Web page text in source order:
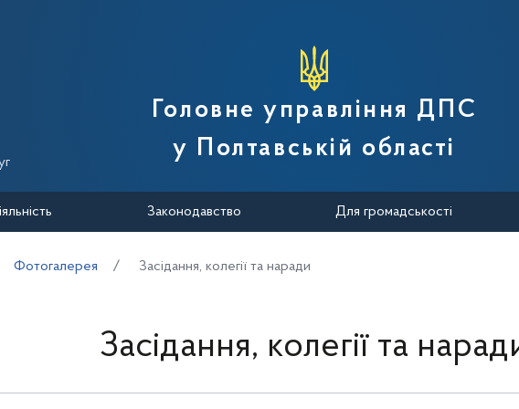
Державної податкової служби України
Головне управління ДПС
у Полтавській області
Законодавство Для громадськості
Фотогалерея Засідання, колегії та наради
Засідання, колегії та